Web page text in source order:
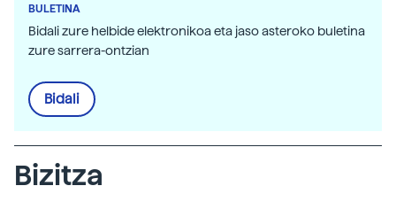
BULETINA
Bidali zure helbide elektronikoa eta jaso asteroko buletina
zure sarrera-ontzian
Bidali
Bizitza